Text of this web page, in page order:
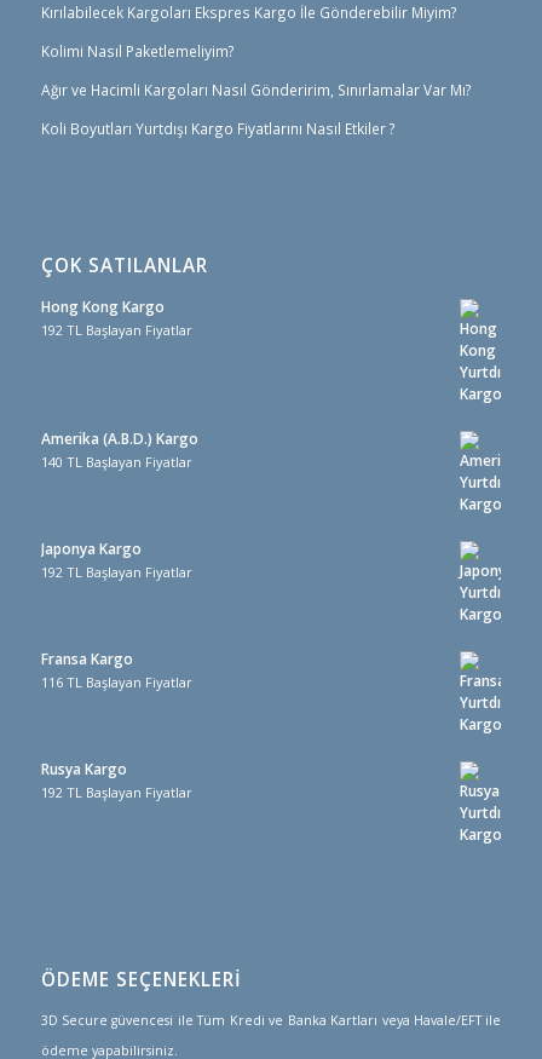
Kırılabilecek Kargoları Ekspres Kargo İle Gönderebilir Miyim?
Kolimi Nasıl Paketlemeliyim?
Ağır ve Hacimli Kargoları Nasıl Gönderirim, Sınırlamalar Var Mı?
Koli Boyutları Yurtdışı Kargo Fiyatlarını Nasıl Etkiler ?
ÇOK SATILANLAR
Hong Kong Kargo
192 TL Başlayan Fiyatlar
Amerika (A.B.D.) Kargo
140 TL Başlayan Fiyatlar
Japonya Kargo
192 TL Başlayan Fiyatlar
Fransa Kargo
116 TL Başlayan Fiyatlar
Rusya Kargo
192 TL Başlayan Fiyatlar
ÖDEME SEÇENEKLERİ
3D Secure güvencesi ile Tüm Kredi ve Banka Kartları veya Havale/EFT ile
ödeme yapabilirsiniz.